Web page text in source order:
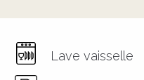
Lave vaisselle